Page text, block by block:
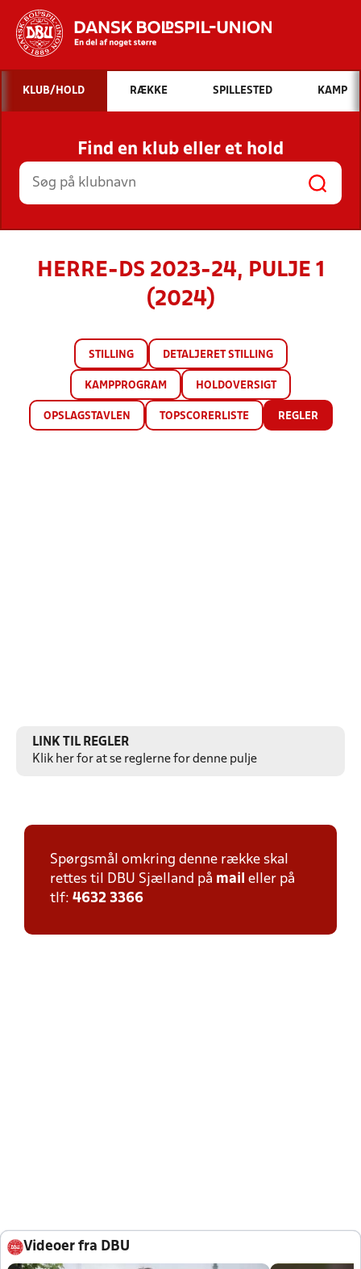
Hvad vil du søge efter?
INDHOLD OG NYHEDER
STILLINGER, RESULTATER, KLUBBER OG
HOLD
KLUB/HOLD RÆKKE SPILLESTED KAMP
Find en klub eller et hold
HERRE-DS 2023-24, PULJE 1
(2024)
STILLING DETALJERET STILLING
KAMPPROGRAM HOLDOVERSIGT
OPSLAGSTAVLEN TOPSCORERLISTE REGLER
LINK TIL REGLER
Klik her for at se reglerne for denne pulje
Spørgsmål omkring denne række skal
rettes til DBU Sjælland på mail eller på
tlf: 4632 3366
Videoer fra DBU